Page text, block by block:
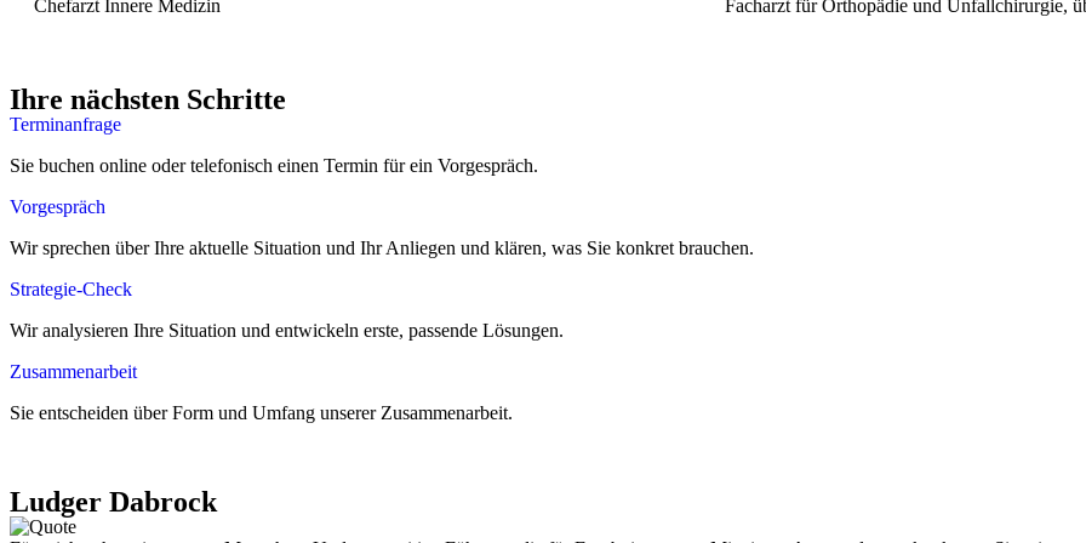
Chefarzt Innere Medizin
Facharzt für Orthopädie und Unfallchirurgie,
Ihre nächsten Schritte
Terminanfrage
Sie buchen online oder telefonisch einen Termin für ein Vorgespräch.
Vorgespräch
Wir sprechen über Ihre aktuelle Situation und Ihr Anliegen und klären, was Sie konkret brauchen.
Strategie-Check
Wir analysieren Ihre Situation und entwickeln erste, passende Lösungen.
Zusammenarbeit
Sie entscheiden über Form und Umfang unserer Zusammenarbeit.
Ludger Dabrock